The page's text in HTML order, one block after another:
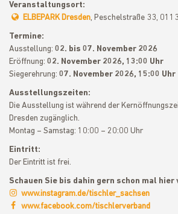
Veranstaltungsort:
ELBEPARK Dresden, Peschelstraße 33,
Termine:
Ausstellung: 02. bis 07. November 2026
Eröffnung: 02. November 2026, 13:00 Uhr
Siegerehrung: 07. November 2026, 15:00 Uhr
Ausstellungszeiten:
Die Ausstellung ist während der
Dresden zugänglich.
Montag – Samstag: 10:00 – 20:00 Uhr
Eintritt:
Der Eintritt ist frei.
Schauen Sie bis dahin gern schon mal hier
www.instagram.de/tischler_sachsen
www.facebook.com/tischlerverband